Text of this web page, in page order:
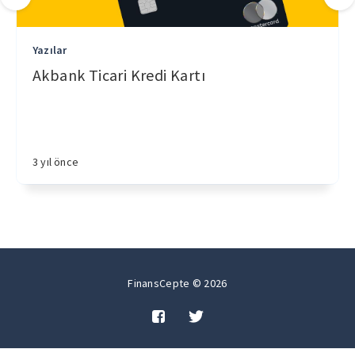
Yazılar
Akbank Ticari Kredi Kartı
3 yıl önce
FinansCepte © 2026